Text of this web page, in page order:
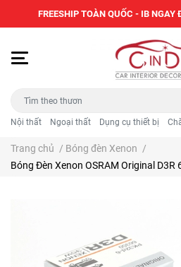
Nội thất Ngoại thất Dụng cụ thiết bị
Trang chủ / Bóng đèn Xenon /
Bóng Đèn Xenon OSRAM Original D3R
FREESHIP TOÀN QUỐC - IB NGAY